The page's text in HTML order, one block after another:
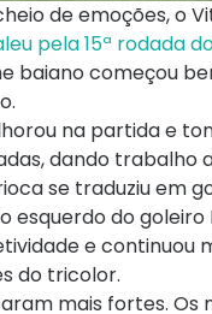
de emoções, o
pela 15ª rodada
baiano começou
na partida e
dando trabalho
se traduziu em
esquerdo do goleiro
e
do tricolor.
mais fortes.